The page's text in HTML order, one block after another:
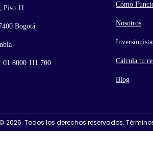
Piso 11
Bogotá
01 8000 111 700
Cómo
Nosotros
Calcula tu
Blog
Todos los derechos reservados.